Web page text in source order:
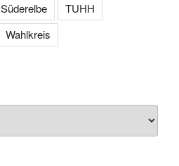
Süderelbe
TUHH
Wahlkreis